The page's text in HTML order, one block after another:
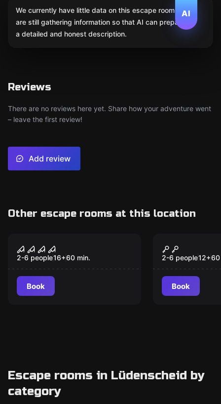
AI
We currently have little data on this escape room. We
are still gathering information so that AI can prepare
a detailed and honest description.
Reviews
There are no reviews here yet. Share how your adventure went
– leave the first review!
Add review
Other escape rooms at this location
Die Pathologie
2-6 people16+60 min.
Book
Der letzte
2-6 people12+60
Book
Escape rooms in Lüdenscheid by
category